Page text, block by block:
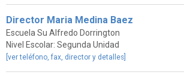
Director Maria Medina Baez
Escuela Su Alfredo Dorrington
Nivel Escolar: Segunda Unidad
[ver teléfono, fax, director y detalles]